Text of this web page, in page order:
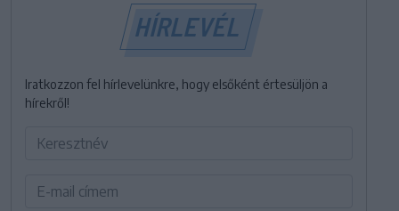
HÍRLEVÉL
Iratkozzon fel hírlevelünkre, hogy elsőként értesüljön a
hírekről!